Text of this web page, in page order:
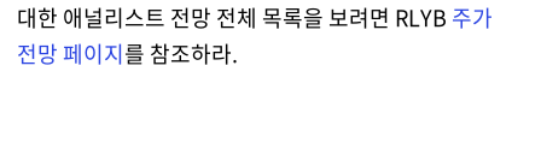
대한 애널리스트 전망 전체 목록을 보려면 RLYB 주가
전망 페이지를 참조하라.